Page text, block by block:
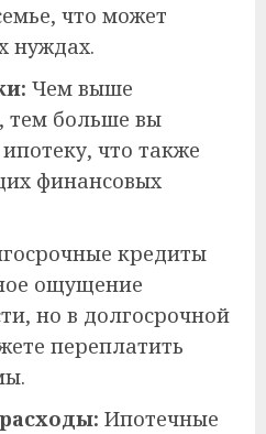
что может
нуждах.
Чем выше
тем больше вы
что также
финансовых
кредиты
ощущение
но в долгосрочной
переплатить
Ипотечные